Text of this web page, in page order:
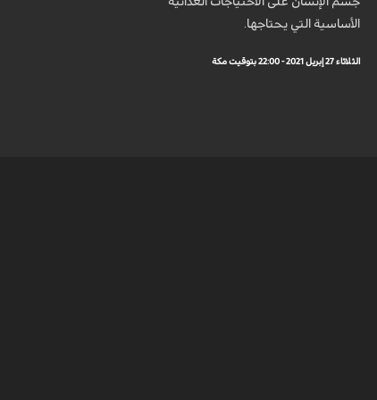
الأساسية التي يحتاجها.
الثلاثاء 27 إبريل 2021 - 22:00 بتوقيت مكة